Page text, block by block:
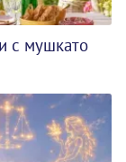
с мушкато